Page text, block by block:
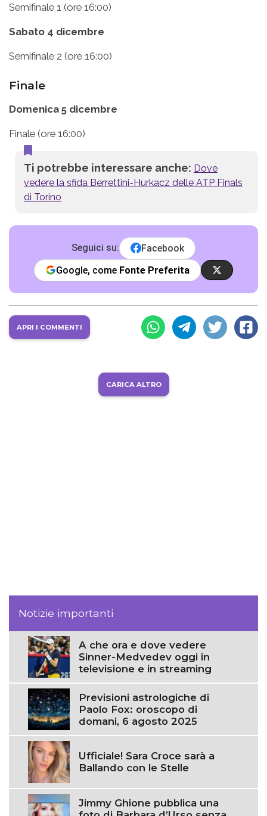
Semifinale 1 (ore 16:00)
Sabato 4 dicembre
Semifinale 2 (ore 16:00)
Finale
Domenica 5 dicembre
Finale (ore 16:00)
Ti potrebbe interessare anche: Dove
vedere la sfida Berrettini-Hurkacz delle ATP Finals
di Torino
Seguici su:
Facebook
Google, come Fonte Preferita
APRI I COMMENTI
CARICA ALTRO
Notizie importanti
A che ora e dove vedere
Sinner-Medvedev oggi in
televisione e in streaming
Previsioni astrologiche di
Paolo Fox: oroscopo di
domani, 6 agosto 2025
Ufficiale! Sara Croce sarà a
Ballando con le Stelle
Jimmy Ghione pubblica una